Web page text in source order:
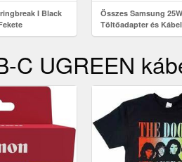
I Black
Összes Samsung
Töltőadapter és Kábel
C UGREEN